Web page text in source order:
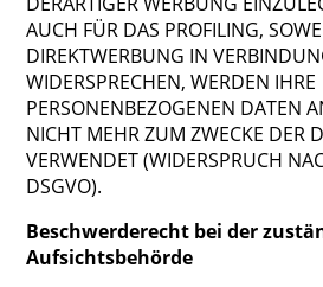
AUCH FÜR DAS PROFILING,
DIREKTWERBUNG IN
WIDERSPRECHEN, WERDEN IHRE
PERSONENBEZOGENEN DATEN
NICHT MEHR ZUM ZWECKE DER
VERWENDET (WIDERSPRUCH
DSGVO).
Beschwerderecht bei der
Aufsichtsbehörde